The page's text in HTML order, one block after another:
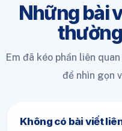
Những bài
Em đã kéo phần liên
để nhìn gọn
Không có bài viết